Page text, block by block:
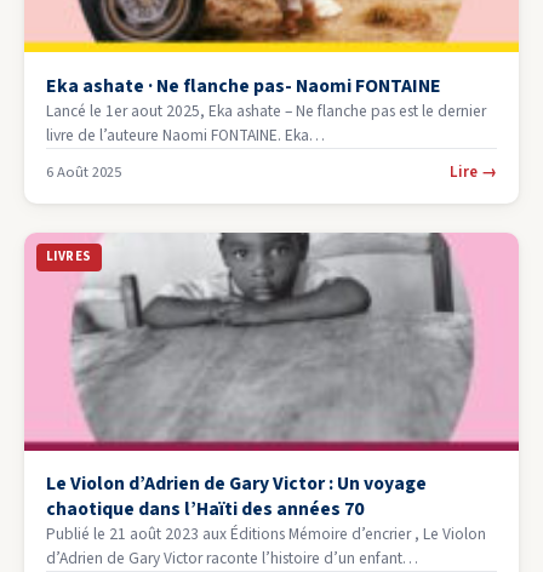
Eka ashate · Ne flanche pas- Naomi FONTAINE
Lancé le 1er aout 2025, Eka ashate – Ne flanche pas est le dernier
livre de l’auteure Naomi FONTAINE. Eka…
6 Août 2025 Lire →
LIVRES
Le Violon d’Adrien de Gary Victor : Un voyage
chaotique dans l’Haïti des années 70
Publié le 21 août 2023 aux Éditions Mémoire d’encrier , Le Violon
d’Adrien de Gary Victor raconte l’histoire d’un enfant…